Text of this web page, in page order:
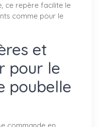
ce repère facilite le
comme pour le
et
pour le
poubelle